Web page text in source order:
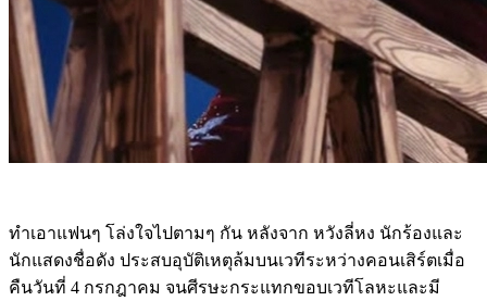
ทำเอาแฟนๆ โล่งใจไปตามๆ กัน หลังจาก หวังลี่หง นักร้องและ
นักแสดงชื่อดัง ประสบอุบัติเหตุล้มบนเวทีระหว่างคอนเสิร์ตเมื่อ
คืนวันที่ 4 กรกฎาคม จนศีรษะกระแทกขอบเวทีโลหะและมี